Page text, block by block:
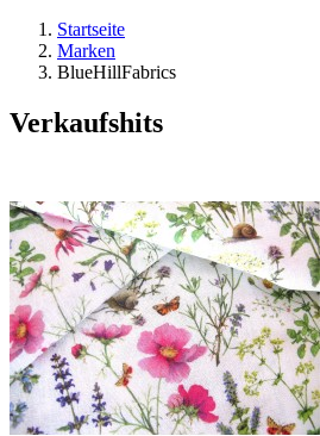
Startseite
Marken
BlueHillFabrics
Verkaufshits